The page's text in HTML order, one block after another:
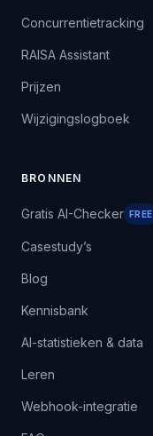
Concurrentietracking
RAISA Assistant
Prijzen
Wijzigingslogboek
BRONNEN
Gratis AI-Checker FREE
Casestudy’s
Blog
Kennisbank
AI-statistieken & data
Leren
Webhook-integratie